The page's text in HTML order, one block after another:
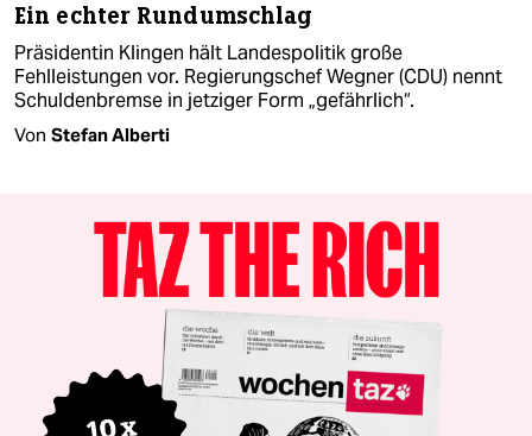
Ein echter Rundumschlag
Präsidentin Klingen hält Landespolitik große
Fehlleistungen vor. Regierungschef Wegner (CDU) nennt
Schuldenbremse in jetziger Form „gefährlich“.
Von Stefan Alberti